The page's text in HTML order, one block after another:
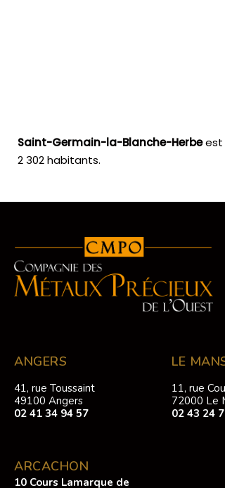
Saint-Germain-la-Blanche-Herbeest
2 302 habitants.
ANGERS
41, rue Toussaint
49100 Angers
02 41 34 94 57
ARCACHON
10 Cours Lamarque de
LE
11, rue
72000 Le
02 43 24